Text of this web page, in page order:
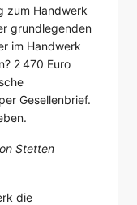
zum Handwerk
grundlegenden
im Handwerk
2 470 Euro
Gesellenbrief.
Stetten
die